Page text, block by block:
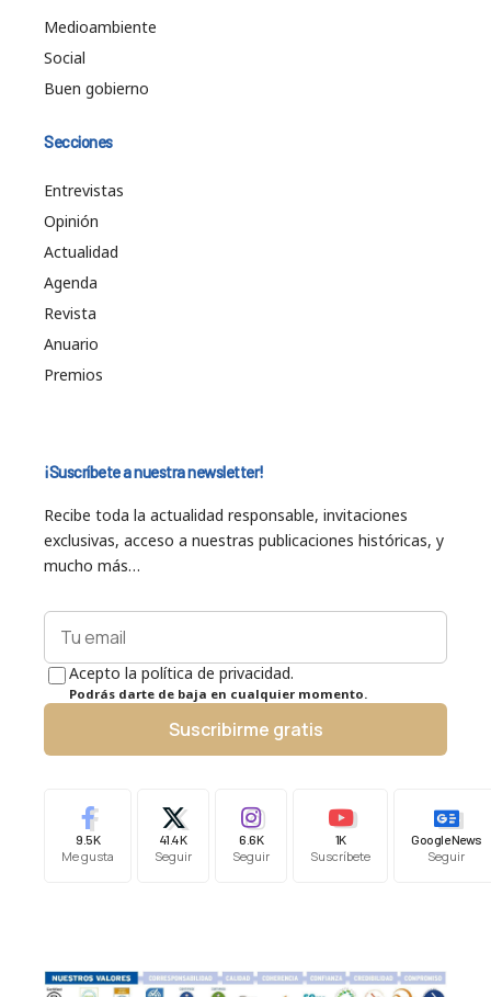
Medioambiente
Social
Buen gobierno
Secciones
Entrevistas
Opinión
Actualidad
Agenda
Revista
Anuario
Premios
¡Suscríbete a nuestra newsletter!
Recibe toda la actualidad responsable, invitaciones
exclusivas, acceso a nuestras publicaciones históricas, y
mucho más…
Acepto la política de privacidad.
Podrás darte de baja en cualquier momento.
Suscribirme gratis
9.5K
Me gusta
41.4K
Seguir
6.6K
Seguir
1K
Suscríbete
Google News
Seguir